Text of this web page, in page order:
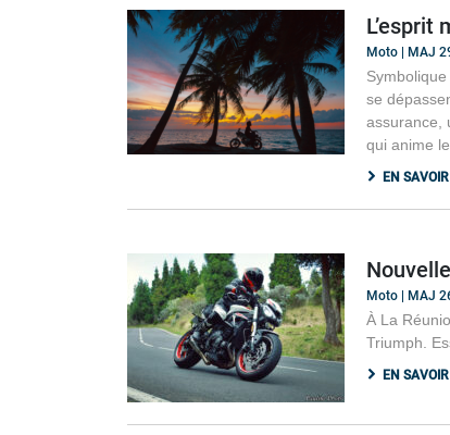
L’esprit
Moto | MAJ
se
assurance,
qui anime
EN
Moto | MAJ
À La
Triumph.
EN